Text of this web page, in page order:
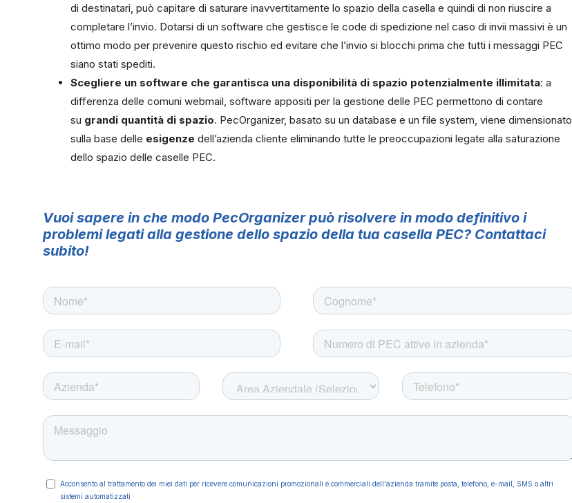
di destinatari, può capitare di saturare inavvertitamente lo spazio della casella e quindi di non riuscire a
completare l’invio. Dotarsi di un software che gestisce le code di spedizione nel caso di invii massivi è un
ottimo modo per prevenire questo rischio ed evitare che l’invio si blocchi prima che tutti i messaggi PEC
siano stati spediti.
Scegliere un software che garantisca una disponibilità di spazio potenzialmente illimitata: a
differenza delle comuni webmail, software appositi per la gestione delle PEC permettono di contare
su grandi quantità di spazio. PecOrganizer, basato su un database e un file system, viene dimensionato
sulla base delle esigenze dell’azienda cliente eliminando tutte le preoccupazioni legate alla saturazione
dello spazio delle caselle PEC.
Vuoi sapere in che modo PecOrganizer può risolvere in modo definitivo i
problemi legati alla gestione dello spazio della tua casella PEC? Contattaci
subito!